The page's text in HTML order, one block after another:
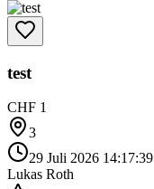
test
CHF 1
3
29 Juli 2026 14:17:39
Lukas Roth